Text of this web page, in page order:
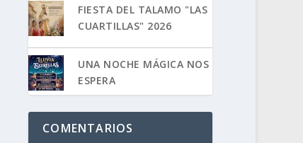
FIESTA DEL TALAMO "LAS
CUARTILLAS" 2026
UNA NOCHE MÁGICA NOS
ESPERA
COMENTARIOS